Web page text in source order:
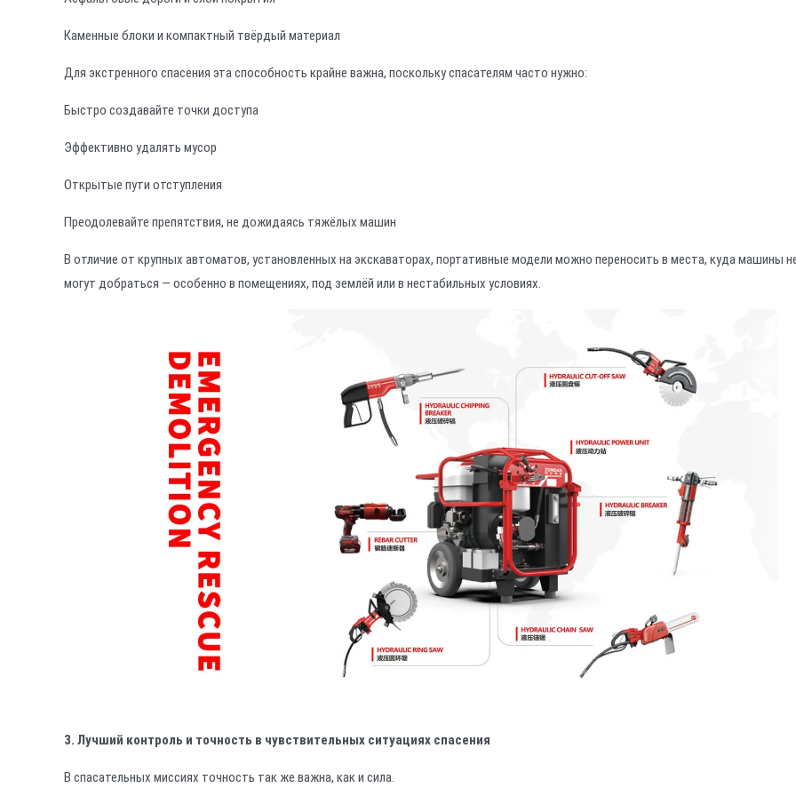
Каменные блоки и компактный твёрдый материал
Для экстренного спасения эта способность крайне важна, поскольку спасателям часто нужно:
Быстро создавайте точки доступа
Эффективно удалять мусор
Открытые пути отступления
Преодолевайте препятствия, не дожидаясь тяжёлых машин
В отличие от крупных автоматов, установленных на экскаваторах, портативные модели можно переносить в места, куда машины
могут добраться — особенно в помещениях, под землёй или в нестабильных условиях.
3. Лучший контроль и точность в чувствительных ситуациях спасения
В спасательных миссиях точность так же важна, как и сила.